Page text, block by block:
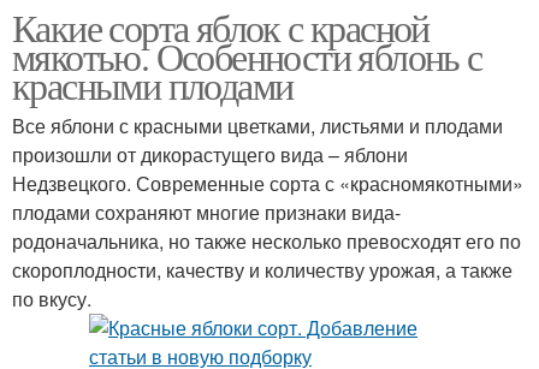
Какие сорта яблок с красной
мякотью. Особенности яблонь с
красными плодами
Все яблони с красными цветками, листьями и плодами
произошли от дикорастущего вида – яблони
Недзвецкого. Современные сорта с «красномякотными»
плодами сохраняют многие признаки вида-
родоначальника, но также несколько превосходят его по
скороплодности, качеству и количеству урожая, а также
по вкусу.